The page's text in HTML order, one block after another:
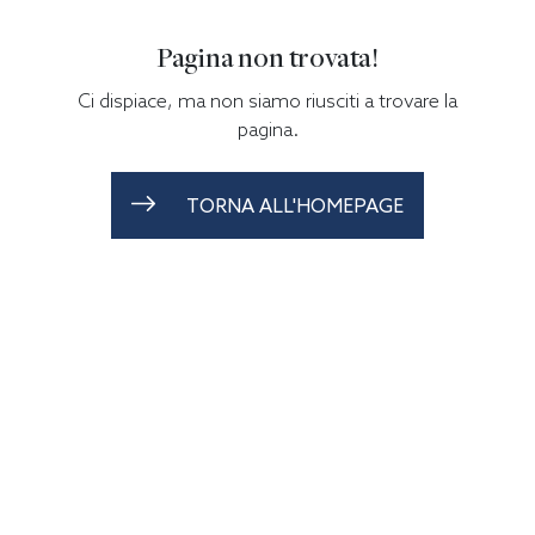
Pagina non trovata!
Ci dispiace, ma non siamo riusciti a trovare la
pagina.
TORNA ALL'HOMEPAGE